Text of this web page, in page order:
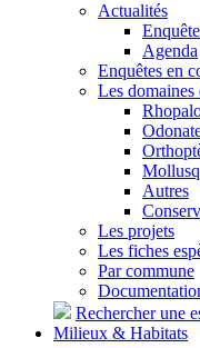
Actualités
Agenda
Enquêtes en
Les domaines
Autres
Les projets
Les fiches
Par commune
Rechercher une
Milieux & Habitats